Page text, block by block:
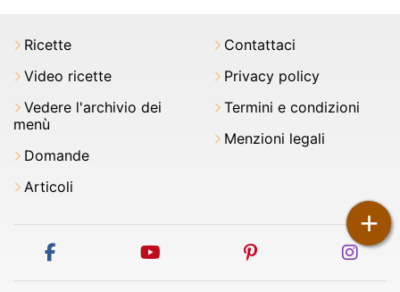
+
Ricette
Video ricette
Vedere l'archivio dei
menù
Domande
Articoli
Contattaci
Privacy policy
Termini e condizioni
Menzioni legali
facebook youtube pinterest